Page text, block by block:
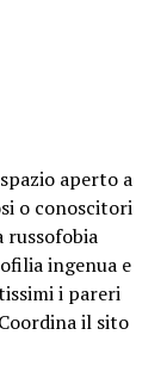
aperto a
o conoscitori
russofobia
ingenua e
i pareri
il sito